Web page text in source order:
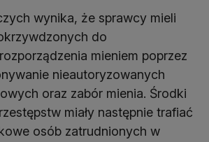
wynika, że sprawcy mieli
do
mieniem poprzez
nieautoryzowanych
oraz zabór mienia. Środki
miały następnie trafiać
osób zatrudnionych w